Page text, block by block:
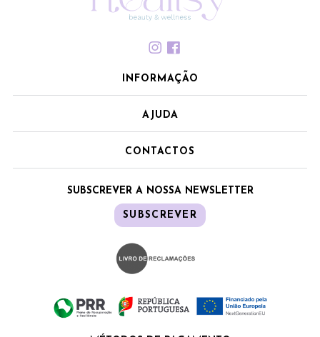
INFORMAÇÃO
AJUDA
CONTACTOS
SUBSCREVER A NOSSA NEWSLETTER
SUBSCREVER